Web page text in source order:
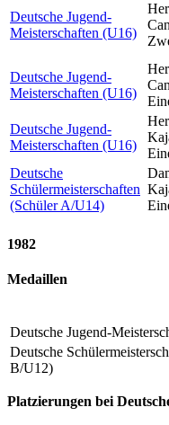
Deutsche Jugend-
Meisterschaften (U16)
Deutsche Jugend-
Meisterschaften (U16)
Deutsche Jugend-
Meisterschaften (U16)
Deutsche
Schülermeisterschaften
(Schüler A/U14)
1982
Medaillen
Deutsche Jugend-
Deutsche
B/U12)
Platzierungen bei